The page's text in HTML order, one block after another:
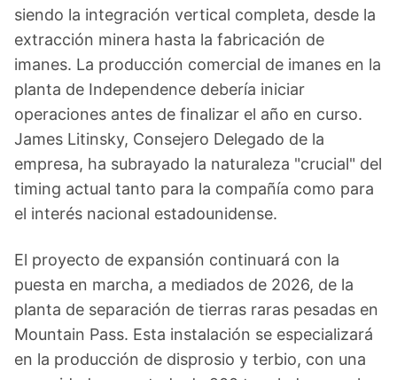
siendo la integración vertical completa, desde la
extracción minera hasta la fabricación de
imanes. La producción comercial de imanes en la
planta de Independence debería iniciar
operaciones antes de finalizar el año en curso.
James Litinsky, Consejero Delegado de la
empresa, ha subrayado la naturaleza "crucial" del
timing actual tanto para la compañía como para
el interés nacional estadounidense.
El proyecto de expansión continuará con la
puesta en marcha, a mediados de 2026, de la
planta de separación de tierras raras pesadas en
Mountain Pass. Esta instalación se especializará
en la producción de disprosio y terbio, con una